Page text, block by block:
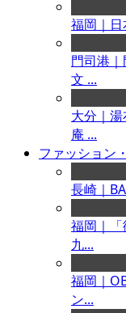
福岡｜日
門司港
文 ...
大分｜
庵 ...
ファッション
長崎｜
福岡｜「
九...
福岡｜
ン...